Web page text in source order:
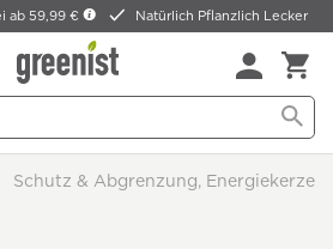
ab 59,99 € Natürlich Pflanzlich Lecker
Schutz & Abgrenzung, Energiekerze